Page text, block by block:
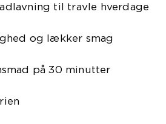
til travle hverdage
og lækker smag
på 30 minutter